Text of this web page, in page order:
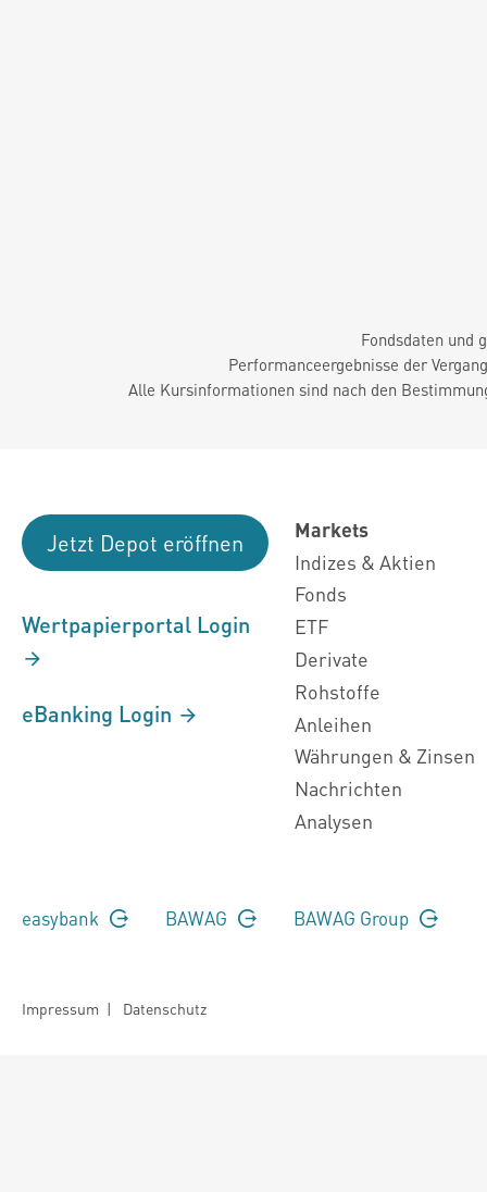
Fondsdaten und
Performanceergebnisse der
Alle Kursinformationen sind nach den
Jetzt Depot eröffnen
Wertpapierportal Login
eBanking Login
Markets
Indizes & Aktien
Fonds
ETF
Derivate
Rohstoffe
Anleihen
Währungen & Zinsen
Nachrichten
Analysen
easybank BAWAG BAWAG Group
Impressum | Datenschutz